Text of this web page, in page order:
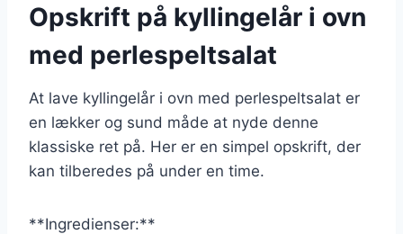
Opskrift på kyllingelår i ovn
med perlespeltsalat
At lave kyllingelår i ovn med perlespeltsalat er
en lækker og sund måde at nyde denne
klassiske ret på. Her er en simpel opskrift, der
kan tilberedes på under en time.
**Ingredienser:**